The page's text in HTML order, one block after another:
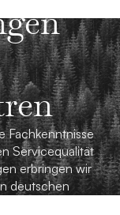
Fachkenntnisse
Servicequalität
erbringen wir
deutschen